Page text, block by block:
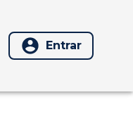
Entrar